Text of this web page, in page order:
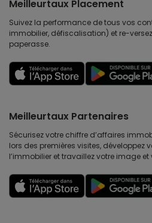
Meilleurtaux Placement
Suivez la performance de tous vos
immobilier, défiscalisation) et re-
paperasse.
Meilleurtaux Partenaires
Sécurisez votre chiffre d’affaires
lors des premières visites, développez
l’immobilier et travaillez votre image et